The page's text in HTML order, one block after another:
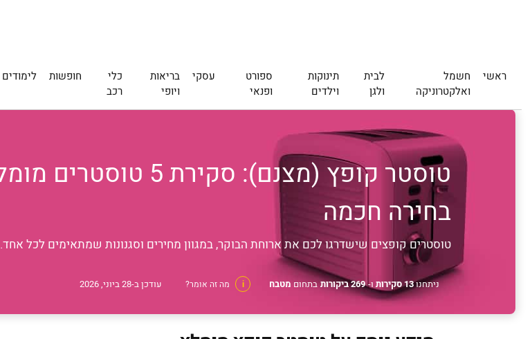
ראשי
חשמל
ואלקטרוניקה
לבית
ולגן
תינוקות
וילדים
ספורט
ופנאי
עסקי
בריאות
ויופי
כלי
רכב
חופשות לימודים
בחירה חכמה
טוסטרים קופצים שישדרגו לכם את ארוחת הבוקר, במגוון מחירים וסגנונות שמתאימים לכל אחד.
ניתחנו13 סקירות ו- 269 ביקורות בתחום מטבח i מה זה אומר? עודכן ב-28 ביוני, 2026